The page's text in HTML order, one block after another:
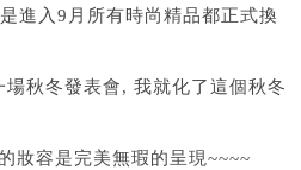
進入9月所有時尚精品都正式換
秋冬發表會, 我就化了這個秋冬
妝容是完美無瑕的呈現~~~~